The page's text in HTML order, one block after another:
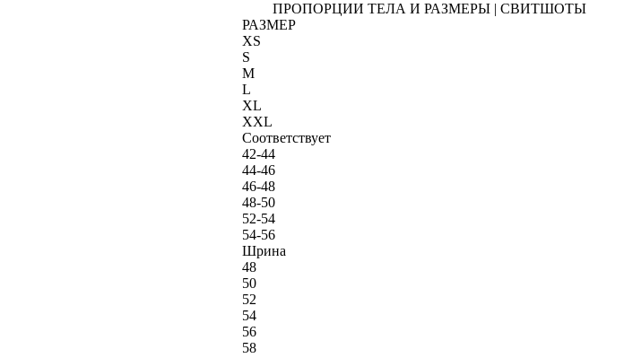
ПРОПОРЦИИ ТЕЛА И РАЗМЕРЫ | СВИТШОТЫ
РАЗМЕР
XS
S
M
L
XL
XXL
Соответствует
42-44
44-46
46-48
48-50
52-54
54-56
Шрина
48
50
52
54
56
58